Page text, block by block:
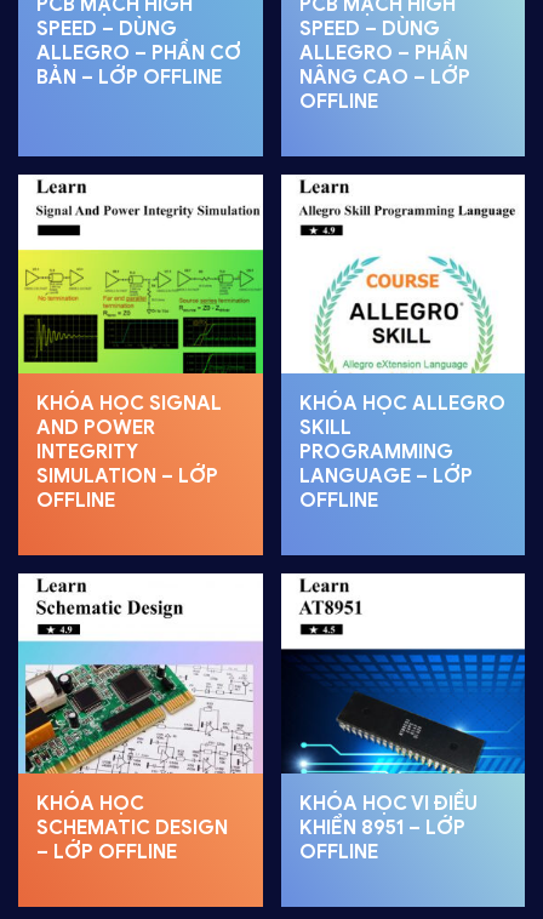
PCB MẠCH HIGH
SPEED – DÙNG
ALLEGRO – PHẦN CƠ
BẢN – LỚP OFFLINE
PCB MẠCH HIGH
SPEED – DÙNG
ALLEGRO – PHẦN
NÂNG CAO – LỚP
OFFLINE
KHÓA HỌC SIGNAL
AND POWER
INTEGRITY
SIMULATION – LỚP
OFFLINE
KHÓA HỌC ALLEGRO
SKILL
PROGRAMMING
LANGUAGE – LỚP
OFFLINE
KHÓA HỌC
SCHEMATIC DESIGN
– LỚP OFFLINE
KHÓA HỌC VI ĐIỀU
KHIỂN 8951 – LỚP
OFFLINE